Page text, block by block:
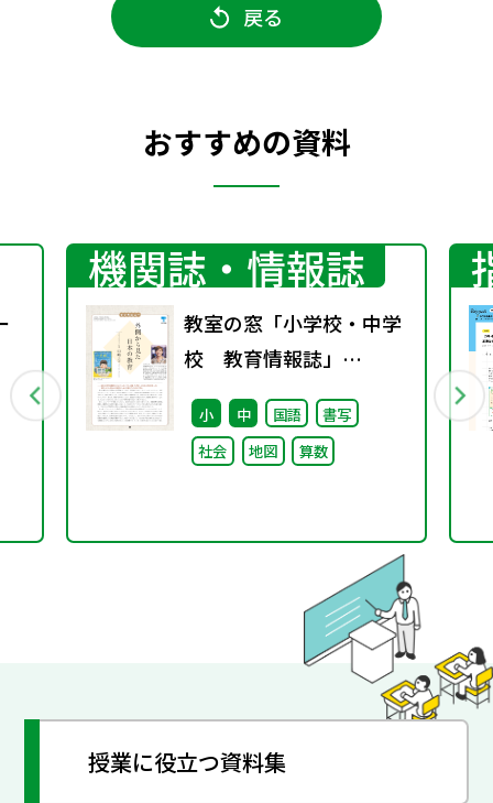
戻る
おすすめの資料
機関誌・情報誌
教室の窓「小学校・中学
校 教育情報誌」
vol.76 2025年9月発行
小 中 国語
書写
社会
地図 算数
授業に役立つ資料集